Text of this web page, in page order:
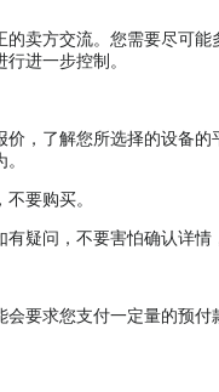
卖方交流。您需要尽可
进一步控制。
，了解您所选择的设备
要购买。
疑问，不要害怕确认详
要求您支付一定量的预